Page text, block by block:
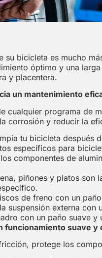
su bicicleta es mucho
óptimo y una
y placentera.
un mantenimiento
cualquier programa de
corrosión y reducir la
tu bicicleta después
específicos para
componentes de
piñones y platos son
de freno con un
suspensión externa con
con un paño suave y
funcionamiento suave y
protege los